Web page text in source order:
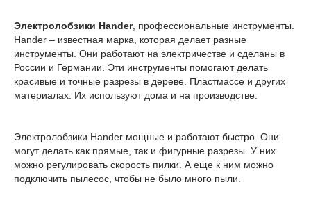
Электролобзики Hander, профессиональные инструменты.
Hander – известная марка, которая делает разные
инструменты. Они работают на электричестве и сделаны в
России и Германии. Эти инструменты помогают делать
красивые и точные разрезы в дереве. Пластмассе и других
материалах. Их используют дома и на производстве.
Электролобзики Hander мощные и работают быстро. Они
могут делать как прямые, так и фигурные разрезы. У них
можно регулировать скорость пилки. А еще к ним можно
подключить пылесос, чтобы не было много пыли.